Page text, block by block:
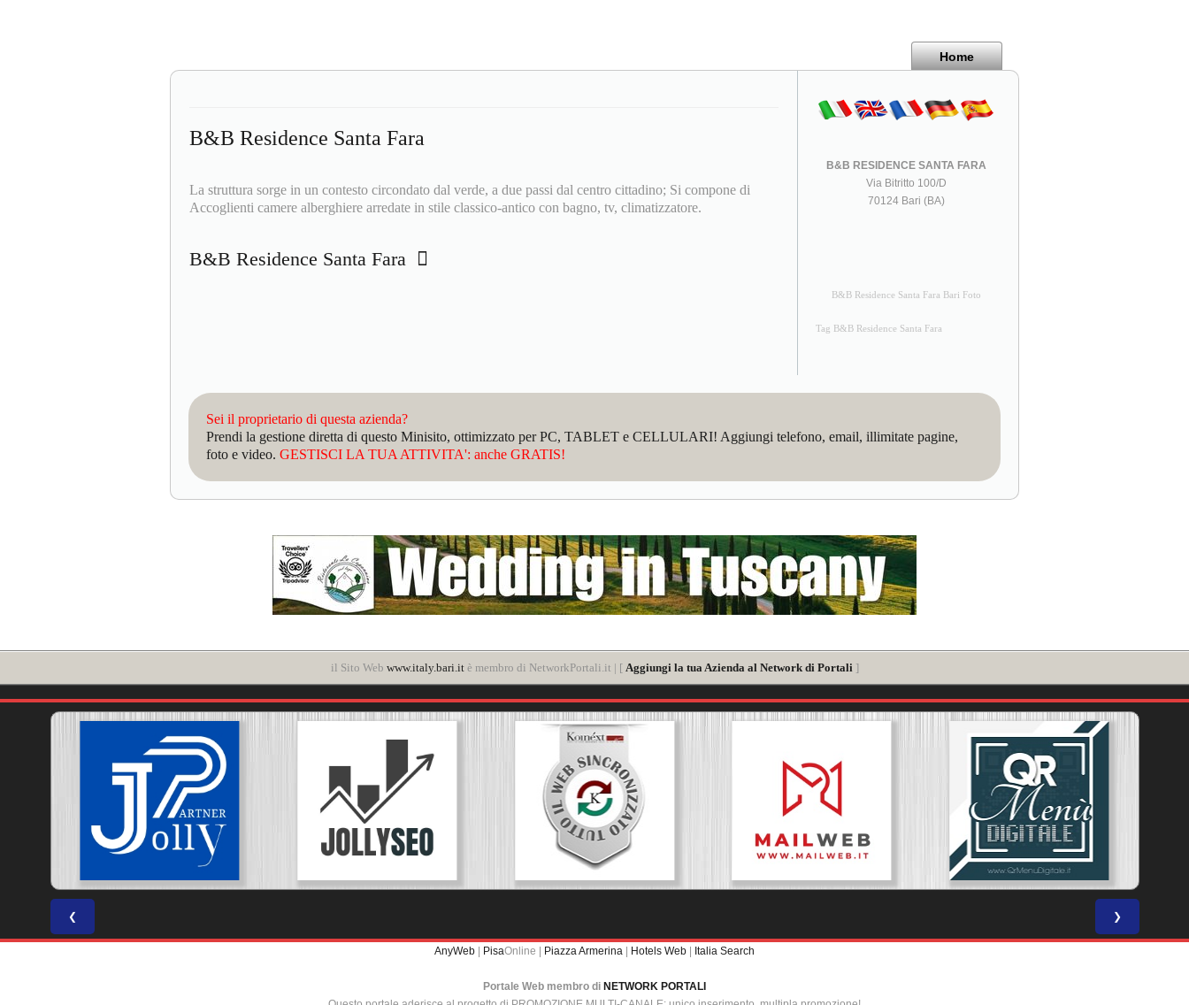
Home
B&B Residence Santa Fara
La struttura sorge in un contesto circondato dal verde, a due passi dal centro cittadino; Si compone di
Accoglienti camere alberghiere arredate in stile classico-antico con bagno, tv, climatizzatore.
B&B Residence Santa Fara
B&B RESIDENCE SANTA FARA
Via Bitritto 100/D
70124 Bari (BA)
B&B Residence Santa Fara Bari Foto
Tag B&B Residence Santa Fara
Sei il proprietario di questa azienda?
Prendi la gestione diretta di questo Minisito, ottimizzato per PC, TABLET e CELLULARI! Aggiungi telefono, email, illimitate pagine,
foto e video. GESTISCI LA TUA ATTIVITA': anche GRATIS!
il Sito Web www.italy.bari.itè membro di NetworkPortali.it | [ Aggiungi la tua Azienda al Network di Portali ]
❮ ❯
AnyWeb | PisaOnline | Piazza Armerina | Hotels Web | Italia Search
Portale Web membro di NETWORK PORTALI